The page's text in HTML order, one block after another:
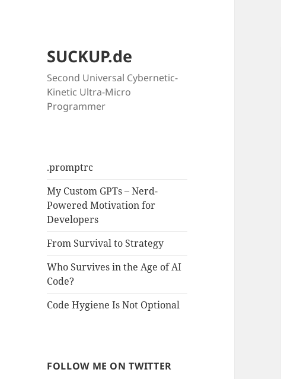
SUCKUP.de
Second Universal Cybernetic-
Kinetic Ultra-Micro
Programmer
.promptrc
My Custom GPTs – Nerd-
Powered Motivation for
Developers
From Survival to Strategy
Who Survives in the Age of AI
Code?
Code Hygiene Is Not Optional
FOLLOW ME ON TWITTER